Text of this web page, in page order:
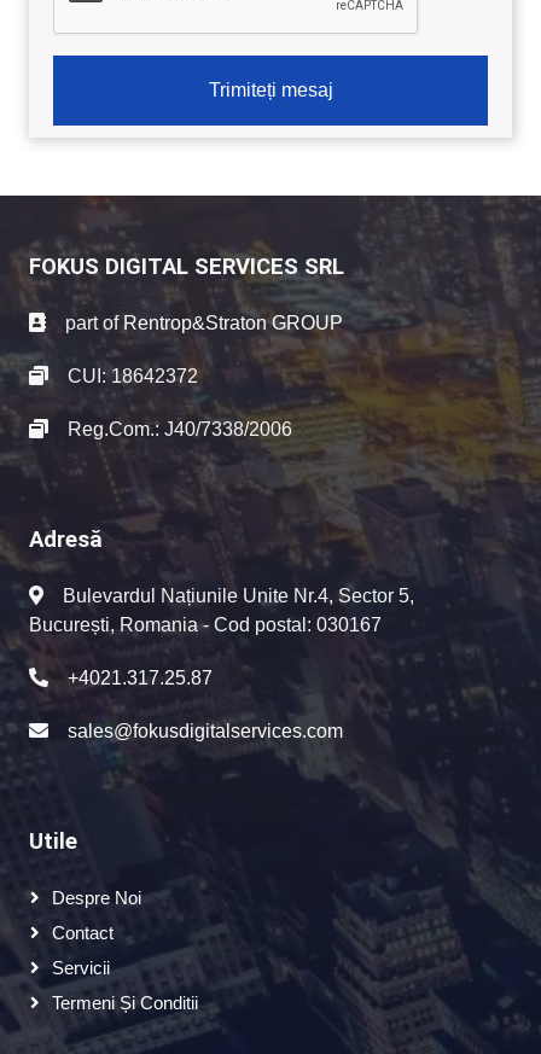
Trimiteți mesaj
FOKUS DIGITAL SERVICES SRL
part ofRentrop&Straton GROUP
CUI: 18642372
Reg.Com.: J40/7338/2006
Adresă
Bulevardul Națiunile Unite Nr.4, Sector 5,
București, Romania - Cod postal: 030167
+4021.317.25.87
sales@fokusdigitalservices.com
Utile
Despre Noi
Contact
Servicii
Termeni Și Conditii